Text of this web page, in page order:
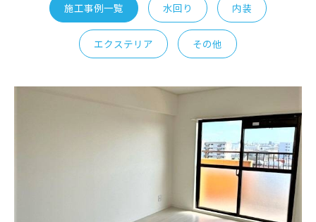
施工事例一覧 水回り 内装
エクステリア その他